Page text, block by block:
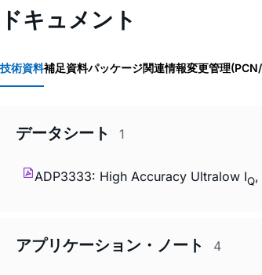
ドキュメント
技術資料補足資料パッケージ関連情報変更管理
データシート 1
ADP3333: High Accuracy Ultralow IQ,
アプリケーション・ノート 4